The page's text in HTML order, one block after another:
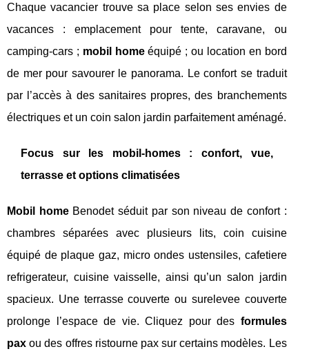
Chaque vacancier trouve sa place selon ses envies de
vacances : emplacement pour tente, caravane, ou
camping-cars ; mobil homeéquipé ; ou location en bord
de mer pour savourer le panorama. Le confort se traduit
par l’accès à des sanitaires propres, des branchements
électriques et un coin salon jardin parfaitement aménagé.
Focus sur les mobil-homes : confort, vue,
terrasse et options climatisées
Mobil homeBenodet séduit par son niveau de confort :
chambres séparées avec plusieurs lits, coin cuisine
équipé de plaque gaz, micro ondes ustensiles, cafetiere
refrigerateur, cuisine vaisselle, ainsi qu’un salon jardin
spacieux. Une terrasse couverte ou surelevee couverte
prolonge l’espace de vie. Cliquez pour des formules
pax ou des offres ristourne pax sur certains modèles. Les